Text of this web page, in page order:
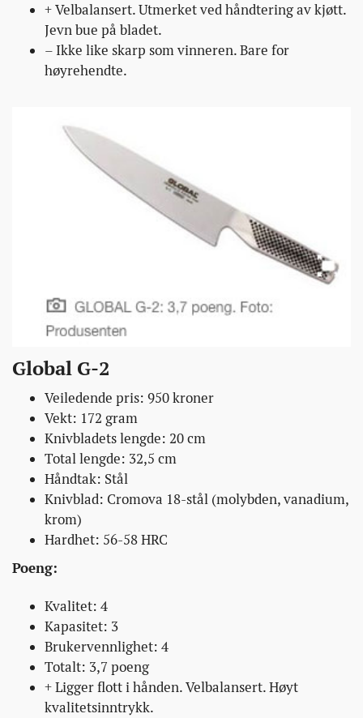
+ Velbalansert. Utmerket ved håndtering av kjøtt.
Jevn bue på bladet.
– Ikke like skarp som vinneren. Bare for
høyrehendte.
Global G-2
Veiledende pris: 950 kroner
Vekt: 172 gram
Knivbladets lengde: 20 cm
Total lengde: 32,5 cm
Håndtak: Stål
Knivblad: Cromova 18-stål (molybden, vanadium,
krom)
Hardhet: 56-58 HRC
Poeng:
Kvalitet: 4
Kapasitet: 3
Brukervennlighet: 4
Totalt: 3,7 poeng
+ Ligger flott i hånden. Velbalansert. Høyt
kvalitetsinntrykk.